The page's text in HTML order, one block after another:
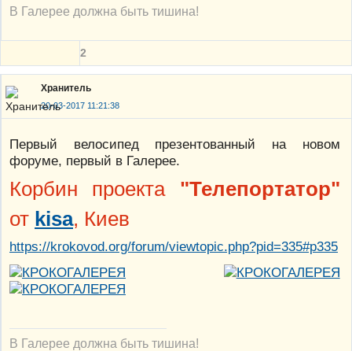
В Галерее должна быть тишина!
2
Хранитель
20-03-2017 11:21:38
Первый велосипед презентованный на новом
форуме, первый в Галерее.
Корбин проекта "Телепортатор"
от kisa, Киев
https://krokovod.org/forum/viewtopic.php?pid=335#p335
В Галерее должна быть тишина!